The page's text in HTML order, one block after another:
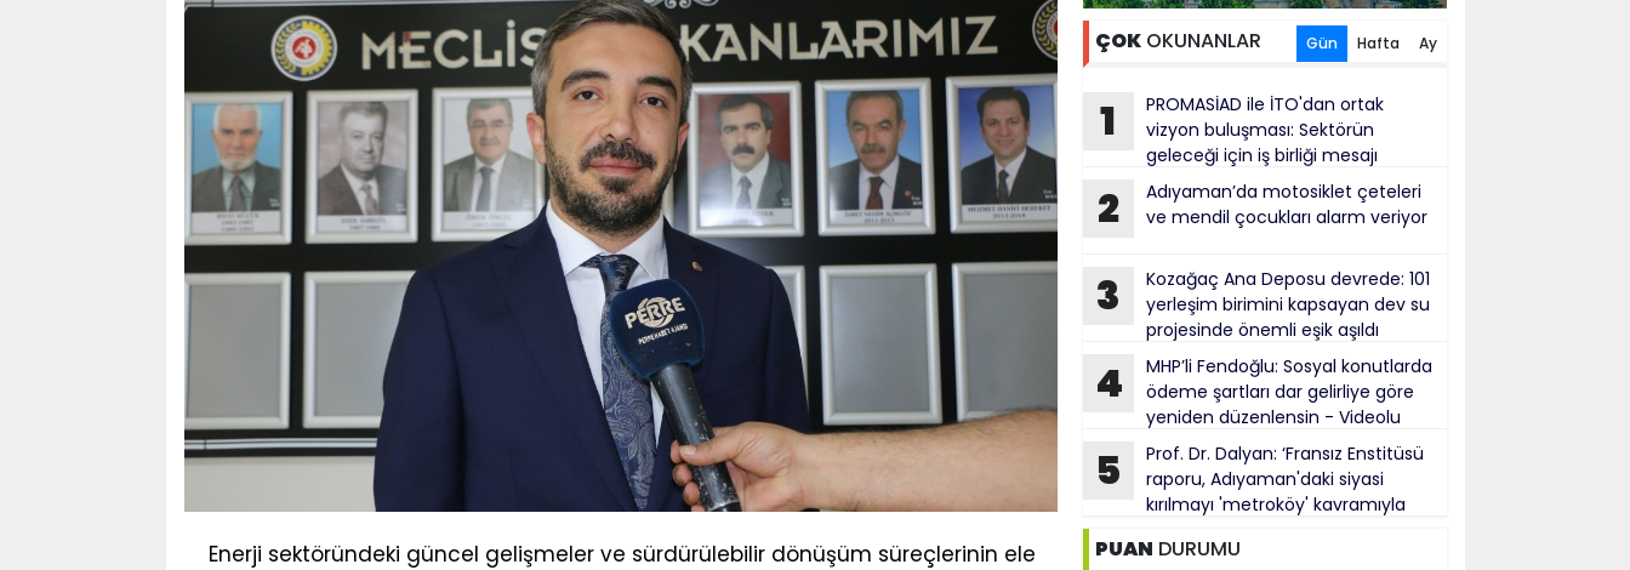
Enerji sektöründeki güncel gelişmeler ve sürdürülebilir dönüşüm süreçlerinin ele
ÇOKOKUNANLAR Gün Hafta Ay
1
PROMASİAD ile İTO'dan ortak
vizyon buluşması: Sektörün
geleceği için iş birliği mesajı
2
Adıyaman’da motosiklet çeteleri
ve mendil çocukları alarm veriyor
3
Kozağaç Ana Deposu devrede: 101
yerleşim birimini kapsayan dev su
projesinde önemli eşik aşıldı
4
MHP’li Fendoğlu: Sosyal konutlarda
ödeme şartları dar gelirliye göre
yeniden düzenlensin - Videolu
5
Prof. Dr. Dalyan: ‘Fransız Enstitüsü
raporu, Adıyaman'daki siyasi
kırılmayı 'metroköy' kavramıyla
açıklıyor’
PUAN DURUMU